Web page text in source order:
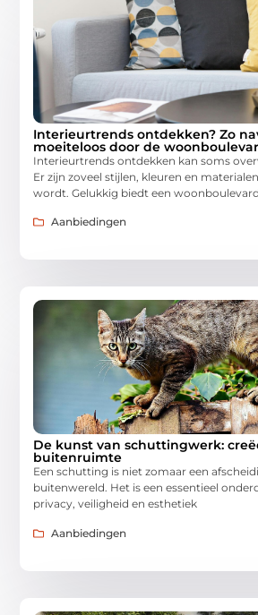
Interieurtrends ontdekken? Zo
moeiteloos door de
Interieurtrends ontdekken kan soms
Er zijn zoveel stijlen, kleuren en
wordt. Gelukkig biedt een
Aanbiedingen
De kunst van schuttingwerk:
buitenruimte
Een schutting is niet zomaar een
buitenwereld. Het is een essentieel
privacy, veiligheid en esthetiek
Aanbiedingen